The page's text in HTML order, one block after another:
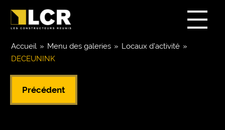
Accueil » Menu des galeries » Locaux d'activité »
DECEUNINK
Précédent